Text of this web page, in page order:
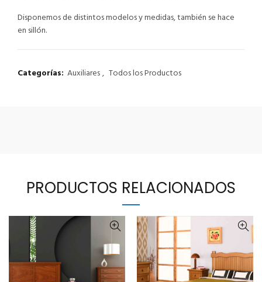
Disponemos de distintos modelos y medidas, también se hace
en sillón.
Categorías: Auxiliares, Todos los Productos
PRODUCTOS RELACIONADOS